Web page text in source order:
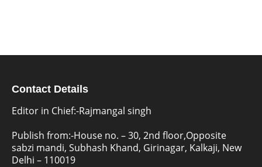
Contact Details
Editor in Chief:-Rajmangal singh
Publish from:-House no. – 30, 2nd floor,Opposite
sabzi mandi, Subhash Khand, Girinagar, Kalkaji, New
Delhi – 110019